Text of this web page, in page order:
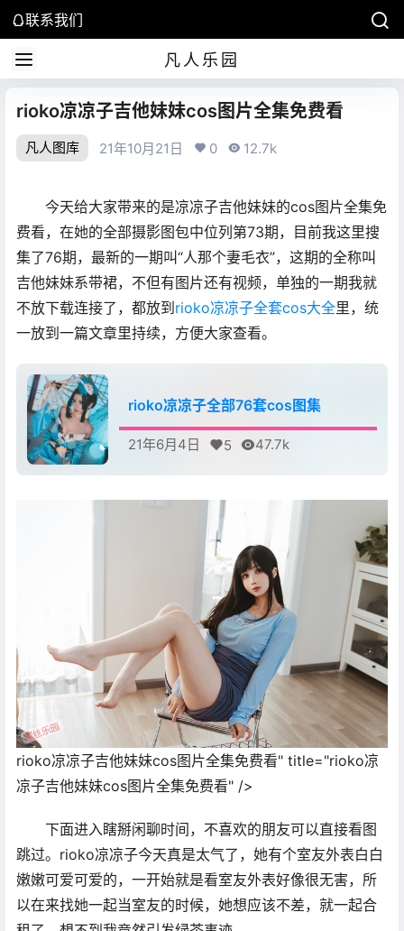
联系我们
凡人乐园
rioko凉凉子吉他妹妹cos图片全集免费看
凡人图库 21年10月21日 0 12.7k
今天给大家带来的是凉凉子吉他妹妹的cos图片全集免
费看，在她的全部摄影图包中位列第73期，目前我这里搜
集了76期，最新的一期叫“人那个妻毛衣”，这期的全称叫
吉他妹妹系带裙，不但有图片还有视频，单独的一期我就
不放下载连接了，都放到 rioko凉凉子全套cos大全里，统
一放到一篇文章里持续，方便大家查看。
rioko凉凉子全部76套cos图集
21年6月4日 5 47.7k
rioko凉凉子吉他妹妹cos图片全集免费看" title="rioko凉
凉子吉他妹妹cos图片全集免费看" />
下面进入瞎掰闲聊时间，不喜欢的朋友可以直接看图
跳过。rioko凉凉子今天真是太气了，她有个室友外表白白
嫩嫩可爱可爱的，一开始就是看室友外表好像很无害，所
以在来找她一起当室友的时候，她想应该不差，就一起合